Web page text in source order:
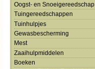
Oogst- en Snoeigereedschap
Tuingereedschappen
Tuinhulpjes
Gewasbescherming
Mest
Zaaihulpmiddelen
Boeken